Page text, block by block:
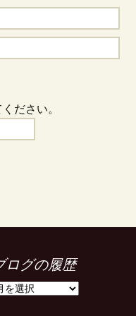
ださい。
ログの履歴